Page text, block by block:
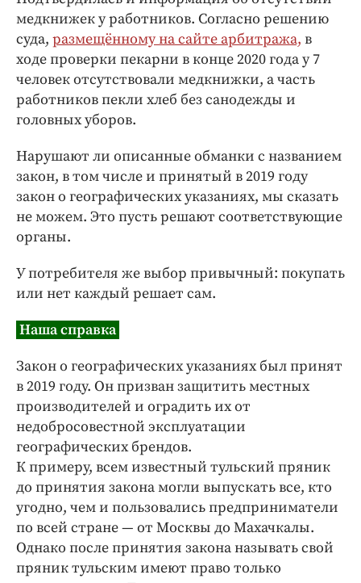
медкнижек у работников. Согласно решению
суда, размещённому на сайте арбитража, в
ходе проверки пекарни в конце 2020 года у 7
человек отсутствовали медкнижки, а часть
работников пекли хлеб без санодежды и
головных уборов.
Нарушают ли описанные обманки с названием
закон, в том числе и принятый в 2019 году
закон о географических указаниях, мы сказать
не можем. Это пусть решают соответствующие
органы.
У потребителя же выбор привычный: покупать
или нет каждый решает сам.
Наша справка
Закон о географических указаниях был принят
в 2019 году. Он призван защитить местных
производителей и оградить их от
недобросовестной эксплуатации
географических брендов.
К примеру, всем известный тульский пряник
до принятия закона могли выпускать все, кто
угодно, чем и пользовались предприниматели
по всей стране — ​от Москвы до Махачкалы.
Однако после принятия закона называть свой
пряник тульским имеют право только